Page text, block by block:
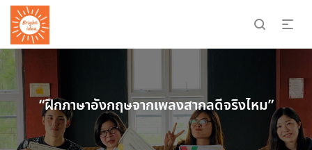
“ฝึกภาษาอังกฤษจากเพลงสากลดีจริงไหม”